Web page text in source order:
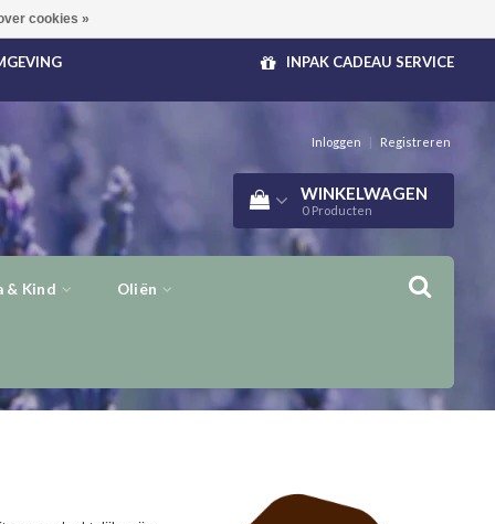
INPAK CADEAU SERVICE
Inloggen | Registreren
WINKELWAGEN
0 Producten
& Kind Oliën
cookies »